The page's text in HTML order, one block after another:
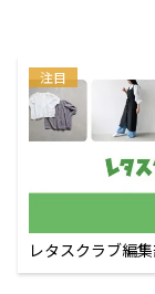
注目
レタスクラブ編